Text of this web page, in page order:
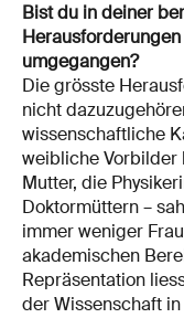
Bist du in deiner
umgegangen?
Die grösste
nicht
wissenschaftliche
weibliche Vorbilder
Mutter, die
Doktormüttern –
immer weniger
akademischen
Repräsentation
der Wissenschaft